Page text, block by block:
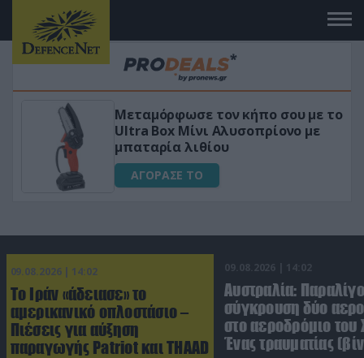
«Μαγική» φόρμουλα τριβόλι + VIP
για αύξηση της λίμπιντο
ΑΓΟΡΑΣΕ ΤΟ
09.08.2026 | 14:02
Το Ιράν «άδειασε» το
αμερικανικό οπλοστάσιο –
Πιέσεις για αύξηση
παραγωγής Patriot και THAAD
09.08.2026 | 14:02
Αυστραλία: Παραλίγο
σύγκρουση δύο
στο αεροδρόμιο του
Ένας τραυματίας